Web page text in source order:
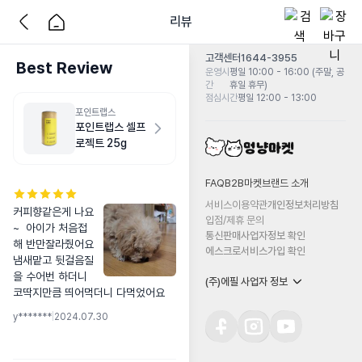
리뷰
Best Review
포인트랩스
포인트랩스 셀프
로젝트 25g
커피향같은게 나요
~  아이가 처음접
해 반만잘라줬어요
냄새맡고 뒷걸음질
을 수어번 하더니
코딱지만큼 띄어먹더니 다먹었어요
y******* 2024.07.30
고객센터1644-3955
운영시
간
평일 10:00 - 16:00 (주말, 공
휴일 휴무)
점심시간평일 12:00 - 13:00
FAQB2B마켓 브랜드 소개
서비스이용약관개인정보처리방침
입점/제휴 문의
통신판매사업자정보 확인
에스크로서비스가입 확인
(주)에필 사업자 정보